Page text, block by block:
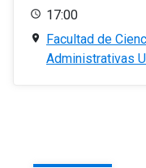
17:00
Facultad de
Administrativas